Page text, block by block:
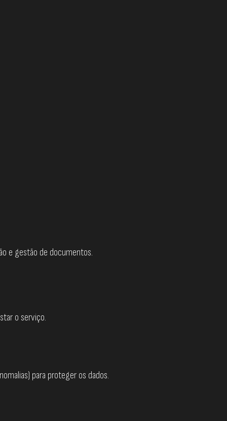
e gestão de documentos.
o serviço.
para proteger os dados.